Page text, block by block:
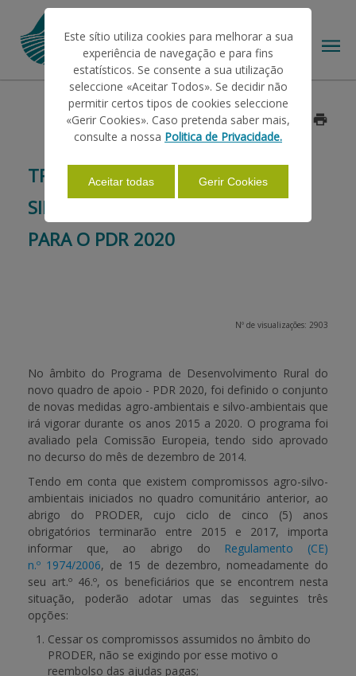
AJUDAS/APOIOS
INFORMAÇÕES
APOIO AO BENEFICIÁRIO
Entrar / Registar
TRANSIÇÃO DAS MEDIDAS AGRO-
SILVO-AMBIENTAIS DO PRODER
PARA O PDR 2020
Data: 2014/12/31
Nº de visualizações: 2903
No âmbito do Programa de Desenvolvimento Rural do
novo quadro de apoio - PDR 2020, foi definido o conjunto
de novas medidas agro-ambientais e silvo-ambientais que
irá vigorar durante os anos 2015 a 2020. O programa foi
avaliado pela Comissão Europeia, tendo sido aprovado
no decurso do mês de dezembro de 2014.
Tendo em conta que existem compromissos agro-silvo-
ambientais iniciados no quadro comunitário anterior, ao
abrigo do PRODER, cujo ciclo de cinco (5) anos
obrigatórios terminarão entre 2015 e 2017, importa
informar que, ao abrigo do Regulamento (CE)
n.º 1974/2006, de 15 de dezembro, nomeadamente do
seu art.º 46.º, os beneficiários que se encontrem nesta
situação, poderão adotar umas das seguintes três
opções:
Cessar os compromissos assumidos no âmbito do
PRODER, não se exigindo por esse motivo o
reembolso das ajudas pagas;
Este sítio utiliza cookies para melhorar a sua
experiência de navegação e para fins
estatísticos. Se consente a sua utilização
seleccione «Aceitar Todos». Se decidir não
permitir certos tipos de cookies seleccione
«Gerir Cookies». Caso pretenda saber mais,
consulte a nossa Politica de Privacidade.
Aceitar todas Gerir Cookies